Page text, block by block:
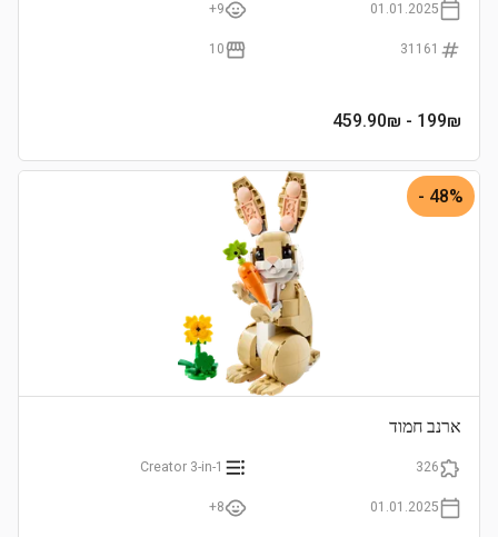
01.01.2025
9+
31161
10
199₪
- 459.90₪
48% -
ארנב חמוד
326
Creator 3-in-1
01.01.2025
8+